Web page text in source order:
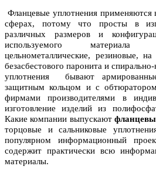
Фланцевые уплотнения применяются
сферах, потому что просты в
различных размеров и
используемого материала
цельнометаллические, резиновые,
безасбестового паронита и
уплотнения бывают
защитным кольцом и с
фирмами производителями в
изготовление изделий из
Какие компании выпускают
торцовые и сальниковые
популярном информационный
содержит практически всю
материалы.